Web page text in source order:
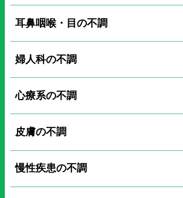
耳鼻咽喉・目の不調
婦人科の不調
心療系の不調
皮膚の不調
慢性疾患の不調